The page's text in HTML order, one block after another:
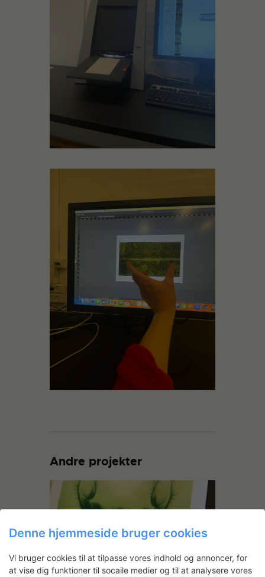
Andre projekter
Denne hjemmeside bruger cookies
Vi bruger cookies til at tilpasse vores indhold og annoncer, for
at vise dig funktioner til socaile medier og til at analysere vores